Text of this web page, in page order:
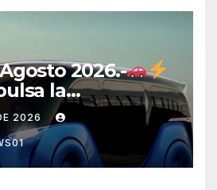
2026.-
la
con
vehículo
junto
2026